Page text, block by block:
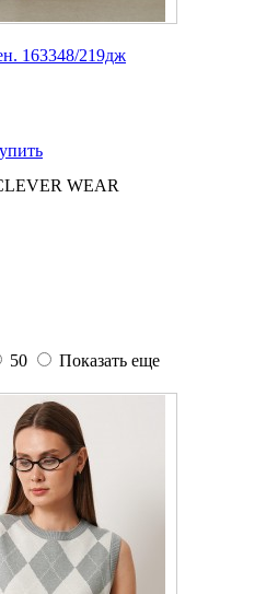
163348/219дж
WEAR
50 Показать еще